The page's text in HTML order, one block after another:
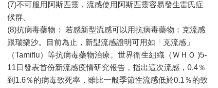
(7)不可服用阿斯匹靈，流感使用阿斯匹靈容易發生雷氏症
候群。
(8)抗病毒藥物： 若感新型流感可以用抗病毒藥物：克流感
跟瑞樂沙。目前為止，新型流感證明可用如「克流感」
（Tamiflu）等抗病毒藥物治療。世界衛生組織（ＷＨＯ )5-
11日發表首份新流感疫情研究報告，指出這次流感，0.4％
到1.6％的病毒致死率，雖比一般季節性流感低於0.1％的致